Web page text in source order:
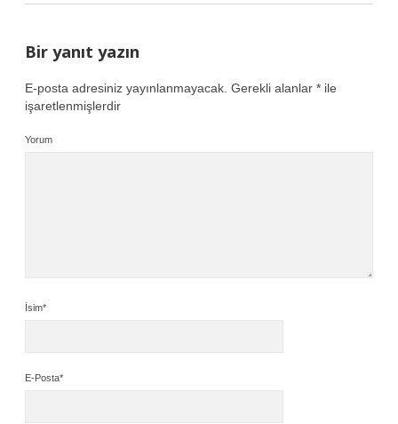
Bir yanıt yazın
E-posta adresiniz yayınlanmayacak. Gerekli alanlar * ile
işaretlenmişlerdir
Yorum
İsim*
E-Posta*